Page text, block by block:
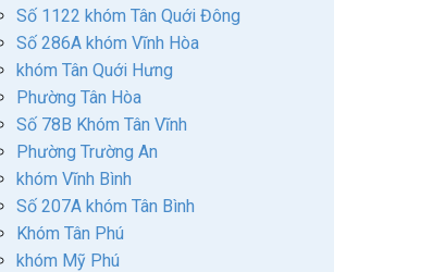
Số 1122 khóm Tân Quới Đông
Số 286A khóm Vĩnh Hòa
khóm Tân Quới Hưng
Phường Tân Hòa
Số 78B Khóm Tân Vĩnh
Phường Trường An
khóm Vĩnh Bình
Số 207A khóm Tân Bình
Khóm Tân Phú
khóm Mỹ Phú